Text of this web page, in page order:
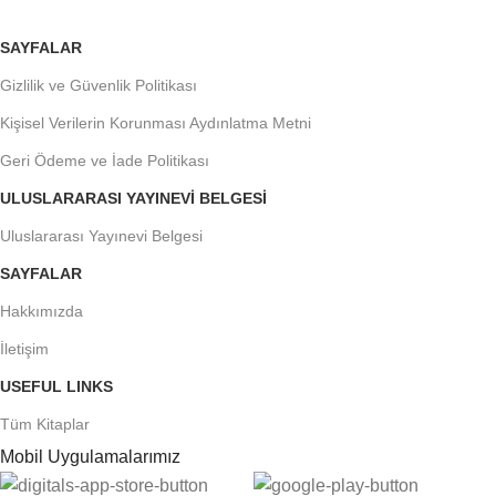
SAYFALAR
Gizlilik ve Güvenlik Politikası
Kişisel Verilerin Korunması Aydınlatma Metni
Geri Ödeme ve İade Politikası
ULUSLARARASI YAYINEVI BELGESI
Uluslararası Yayınevi Belgesi
SAYFALAR
Hakkımızda
İletişim
USEFUL LINKS
Tüm Kitaplar
Mobil Uygulamalarımız